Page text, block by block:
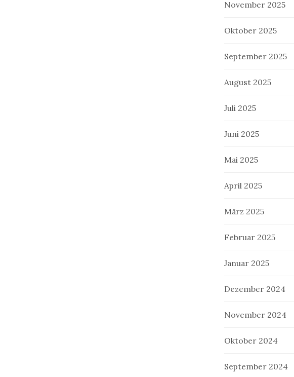
November 2025
Oktober 2025
September 2025
August 2025
Juli 2025
Juni 2025
Mai 2025
April 2025
März 2025
Februar 2025
Januar 2025
Dezember 2024
November 2024
Oktober 2024
September 2024